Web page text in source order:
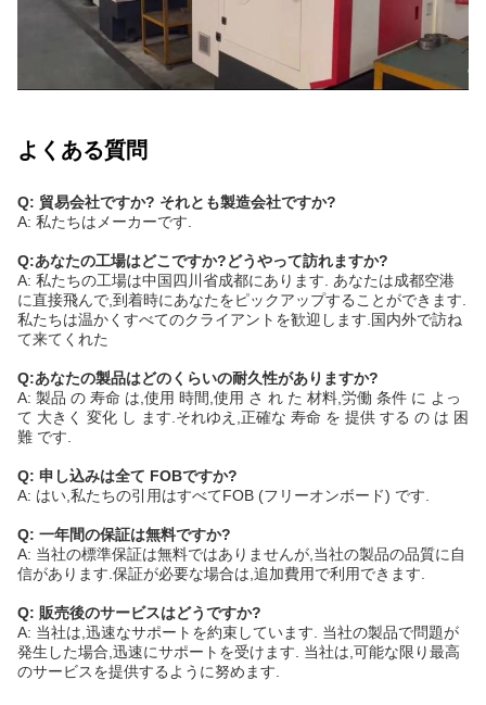
よくある質問
Q: 貿易会社ですか? それとも製造会社ですか?
A: 私たちはメーカーです.
Q:あなたの工場はどこですか?どうやって訪れますか?
A: 私たちの工場は中国四川省成都にあります. あなたは成都空港
に直接飛んで,到着時にあなたをピックアップすることができます.
私たちは温かくすべてのクライアントを歓迎します.国内外で訪ね
て来てくれた
Q:あなたの製品はどのくらいの耐久性がありますか?
A: 製品 の 寿命 は,使用 時間,使用 さ れ た 材料,労働 条件 に よっ
て 大きく 変化 し ます.それゆえ,正確な 寿命 を 提供 する の は 困
難 です.
Q: 申し込みは全て FOBですか?
A: はい,私たちの引用はすべてFOB (フリーオンボード) です.
Q: 一年間の保証は無料ですか?
A: 当社の標準保証は無料ではありませんが,当社の製品の品質に自
信があります.保証が必要な場合は,追加費用で利用できます.
Q: 販売後のサービスはどうですか?
A: 当社は,迅速なサポートを約束しています. 当社の製品で問題が
発生した場合,迅速にサポートを受けます. 当社は,可能な限り最高
のサービスを提供するように努めます.